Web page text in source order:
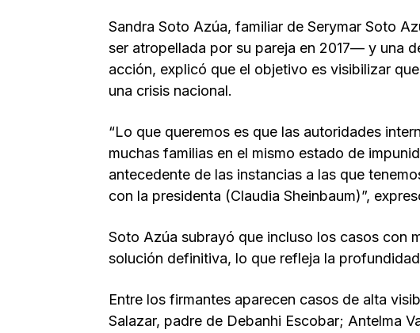
Sandra Soto Azúa, familiar de Serymar Soto
ser atropellada por su pareja en 2017— y una
acción, explicó que el objetivo es visibilizar
una crisis nacional.
“Lo que queremos es que las autoridades
muchas familias en el mismo estado de
antecedente de las instancias a las que
con la presidenta (Claudia Sheinbaum)”,
Soto Azúa subrayó que incluso los casos con
solución definitiva, lo que refleja la
Entre los firmantes aparecen casos de alta
Salazar, padre de Debanhi Escobar; Antelma